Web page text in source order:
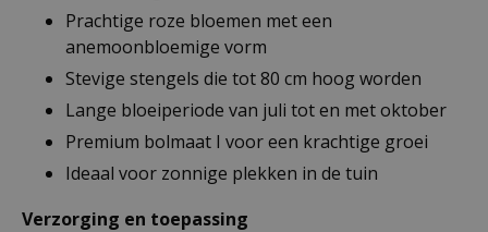
Prachtige roze bloemen met een
anemoonbloemige vorm
Stevige stengels die tot 80 cm hoog worden
Lange bloeiperiode van juli tot en met oktober
Premium bolmaat I voor een krachtige groei
Ideaal voor zonnige plekken in de tuin
Verzorging en toepassing